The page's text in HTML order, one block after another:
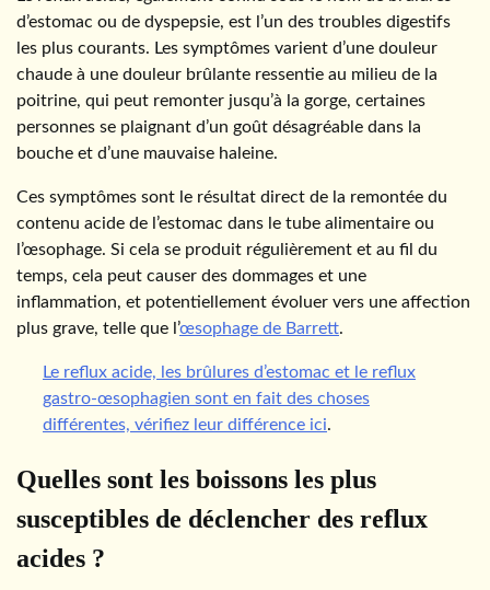
d’estomac ou de dyspepsie, est l’un des troubles digestifs
les plus courants. Les symptômes varient d’une douleur
chaude à une douleur brûlante ressentie au milieu de la
poitrine, qui peut remonter jusqu’à la gorge, certaines
personnes se plaignant d’un goût désagréable dans la
bouche et d’une mauvaise haleine.
Ces symptômes sont le résultat direct de la remontée du
contenu acide de l’estomac dans le tube alimentaire ou
l’œsophage. Si cela se produit régulièrement et au fil du
temps, cela peut causer des dommages et une
inflammation, et potentiellement évoluer vers une affection
plus grave, telle que l’œsophage de Barrett.
Le reflux acide, les brûlures d’estomac et le reflux
gastro-œsophagien sont en fait des choses
différentes, vérifiez leur différence ici.
Quelles sont les boissons les plus
susceptibles de déclencher des reflux
acides ?